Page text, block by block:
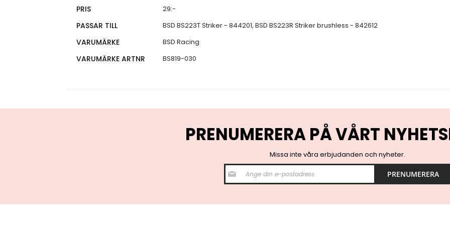
Specifikationer
PRIS 29:-
PASSAR TILL BSD BS223T Striker - 844201, BSD BS223R Striker brushless - 842612
VARUMÄRKE BSD Racing
VARUMÄRKE ARTNR BS819-030
PRENUMERERA PÅ VÅRT
Missa inte våra erbjudanden och nyheter.
S
i
g
PRENUMERERA